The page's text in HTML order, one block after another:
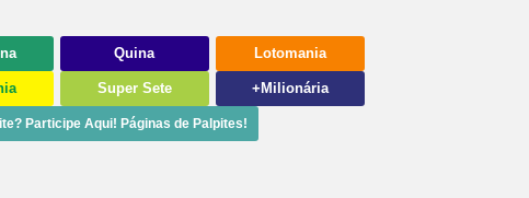
Quina Lotomania
Super Sete +Milionária
Participe Aqui! Páginas de Palpites!